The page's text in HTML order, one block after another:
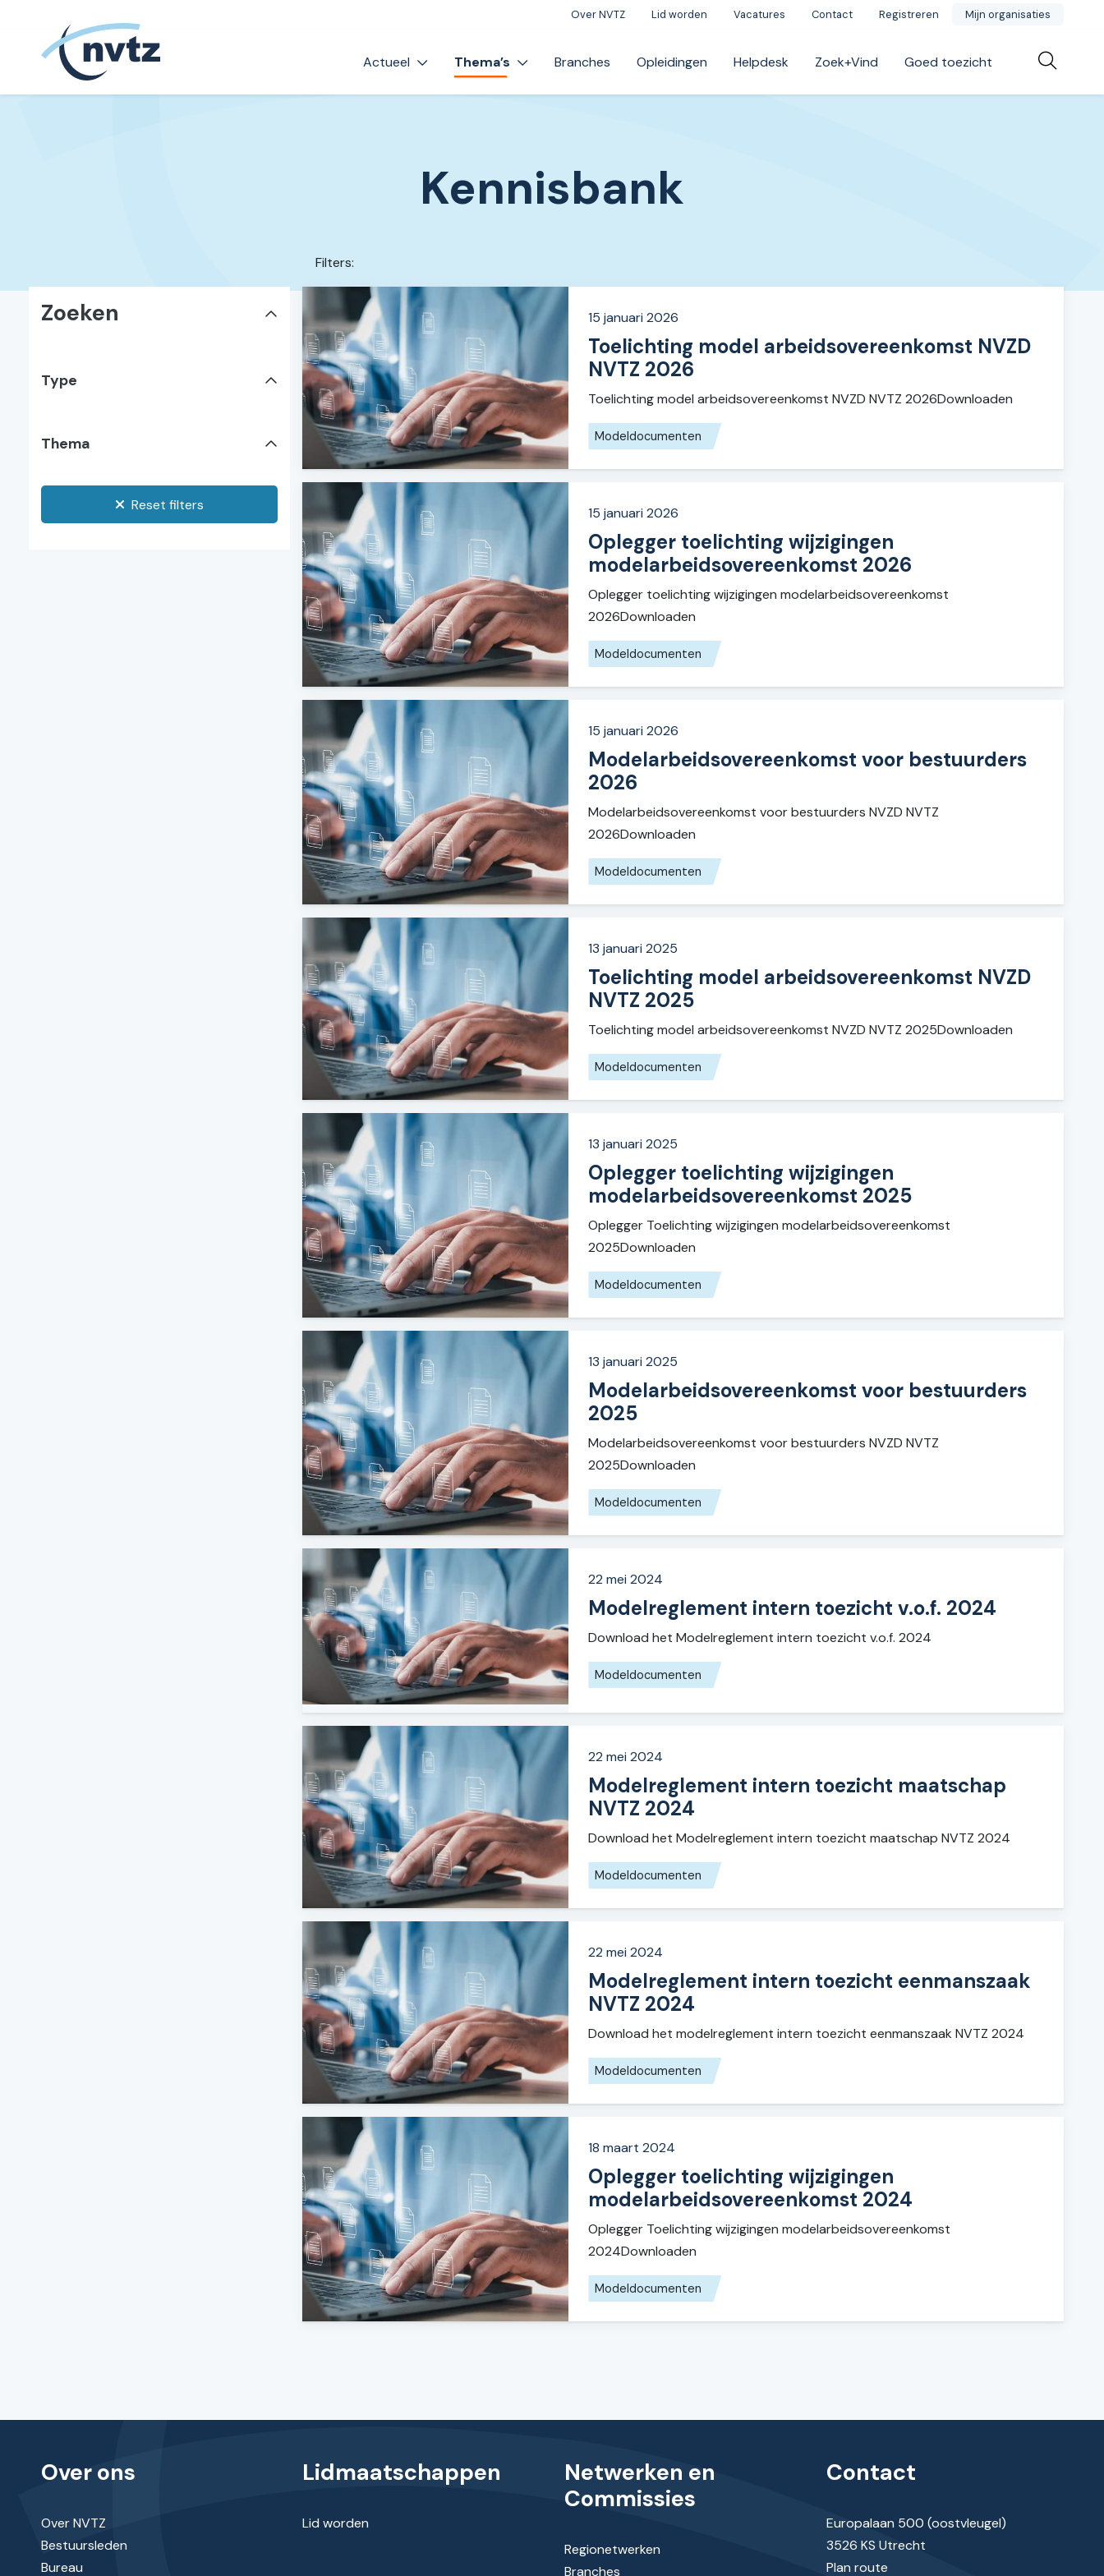
Over NVTZ Lid worden Vacatures Contact Registreren Mijn organisaties
NVTZ
Actueel Thema’s Branches Opleidingen Helpdesk Zoek+Vind Goed toezicht
Kennisbank
Filters:
Zoeken
Type
Thema
Reset filters
Toelichting model arbeidsovereenkomst NVZD
NVTZ 2026
15 januari 2026
Toelichting model arbeidsovereenkomst NVZD NVTZ 2026Downloaden
Modeldocumenten
Oplegger toelichting wijzigingen
modelarbeidsovereenkomst 2026
15 januari 2026
Oplegger toelichting wijzigingen modelarbeidsovereenkomst
2026Downloaden
Modeldocumenten
Modelarbeidsovereenkomst voor bestuurders
2026
15 januari 2026
Modelarbeidsovereenkomst voor bestuurders NVZD NVTZ
2026Downloaden
Modeldocumenten
Toelichting model arbeidsovereenkomst NVZD
NVTZ 2025
13 januari 2025
Toelichting model arbeidsovereenkomst NVZD NVTZ 2025Downloaden
Modeldocumenten
Oplegger toelichting wijzigingen
modelarbeidsovereenkomst 2025
13 januari 2025
Oplegger Toelichting wijzigingen modelarbeidsovereenkomst
2025Downloaden
Modeldocumenten
Modelarbeidsovereenkomst voor bestuurders
2025
13 januari 2025
Modelarbeidsovereenkomst voor bestuurders NVZD NVTZ
2025Downloaden
Modeldocumenten
Modelreglement intern toezicht v.o.f. 2024
22 mei 2024
Download het Modelreglement intern toezicht v.o.f. 2024
Modeldocumenten
Modelreglement intern toezicht maatschap
NVTZ 2024
22 mei 2024
Download het Modelreglement intern toezicht maatschap NVTZ 2024
Modeldocumenten
Modelreglement intern toezicht eenmanszaak
NVTZ 2024
22 mei 2024
Download het modelreglement intern toezicht eenmanszaak NVTZ 2024
Modeldocumenten
Oplegger toelichting wijzigingen
modelarbeidsovereenkomst 2024
18 maart 2024
Oplegger Toelichting wijzigingen modelarbeidsovereenkomst
2024Downloaden
Modeldocumenten
Over ons
Over NVTZ
Bestuursleden
Bureau
Lidmaatschappen
Lid worden
Netwerken en
Commissies
Regionetwerken
Branches
Contact
Europalaan 500 (oostvleugel)
3526 KS Utrecht
Plan route